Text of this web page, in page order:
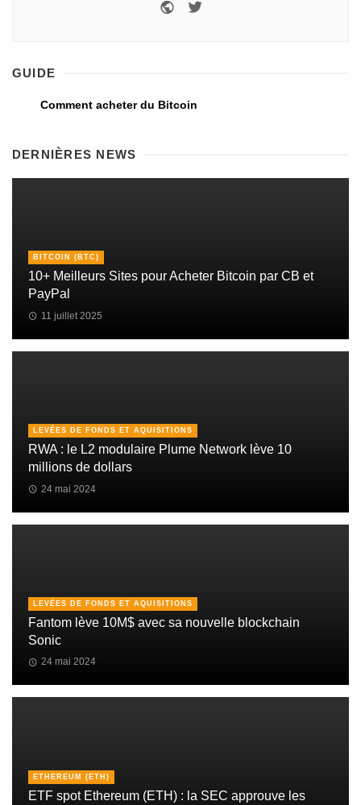
GUIDE
Comment acheter du Bitcoin
DERNIÈRES NEWS
BITCOIN (BTC)
10+ Meilleurs Sites pour Acheter Bitcoin par CB et
PayPal
11 juillet 2025
LEVÉES DE FONDS ET AQUISITIONS
RWA : le L2 modulaire Plume Network lève 10
millions de dollars
24 mai 2024
LEVÉES DE FONDS ET AQUISITIONS
Fantom lève 10M$ avec sa nouvelle blockchain
Sonic
24 mai 2024
ETHEREUM (ETH)
ETF spot Ethereum (ETH) : la SEC approuve les